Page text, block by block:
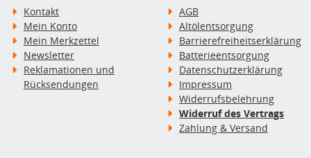
Kontakt
Mein Konto
Mein Merkzettel
Newsletter
Reklamationen und
Rücksendungen
AGB
Altölentsorgung
Barrierefreiheitserklärung
Batterieentsorgung
Datenschutzerklärung
Impressum
Widerrufsbelehrung
Widerruf des Vertrags
Zahlung & Versand